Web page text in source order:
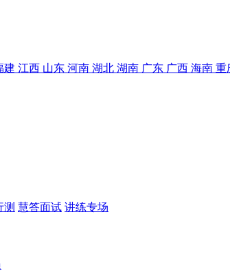
建 江西 山东 河南 湖北 湖南 广东 广西 海南 重
测 慧答面试 讲练专场